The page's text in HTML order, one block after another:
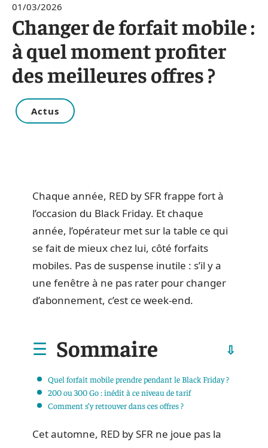
01/03/2026
Changer de forfait mobile :
à quel moment profiter
des meilleures offres ?
Actus
Chaque année, RED by SFR frappe fort à
l’occasion du Black Friday. Et chaque
année, l’opérateur met sur la table ce qui
se fait de mieux chez lui, côté forfaits
mobiles. Pas de suspense inutile : s’il y a
une fenêtre à ne pas rater pour changer
d’abonnement, c’est ce week-end.
Sommaire
Quel forfait mobile prendre pendant le Black Friday ?
200 ou 300 Go : inédit à ce niveau de tarif
Comment s’y retrouver dans ces offres ?
Cet automne, RED by SFR ne joue pas la